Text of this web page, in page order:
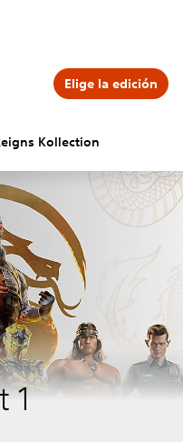
Kollection
Elige la edición
1